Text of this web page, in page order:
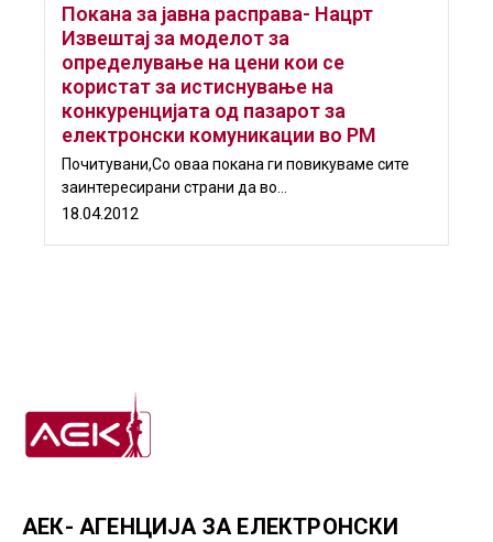
Покана за јавна расправа- Нацрт
Извештај за моделот за
определување на цени кои се
користат за истиснување на
конкуренцијата од пазарот за
електронски комуникации во РМ
Почитувани,Со оваа покана ги повикуваме сите
заинтересирани страни да во...
18.04.2012
АЕК- АГЕНЦИЈА ЗА ЕЛЕКТРОНСКИ